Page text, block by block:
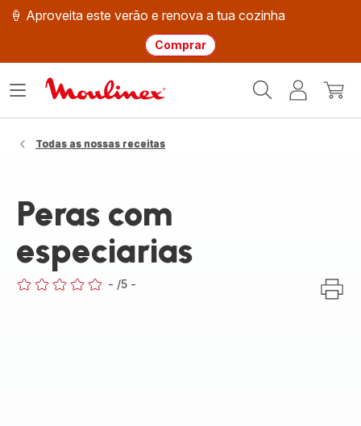
🍦 Aproveita este verão e renova a tua cozinha
Comprar
Moulinex
O
Abrir
Todas as nossas receitas
Peras com
especiarias
- /5 -